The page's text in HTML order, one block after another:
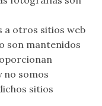
a otros sitios web
son mantenidos
no somos
sitios